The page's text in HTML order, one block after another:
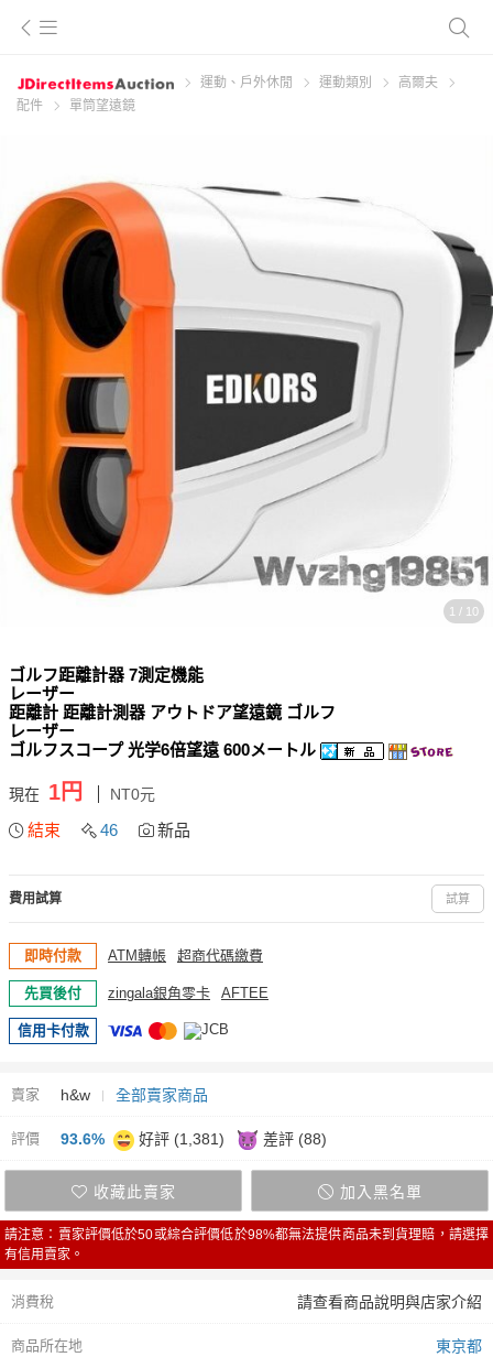
運動、戶外休閒 運動類別
高爾夫
配件
單筒望遠鏡
1 / 10
ゴルフ距離計器 7測定機能
レーザー
距離計 距離計測器 アウトドア望遠鏡 ゴルフ
レーザー
ゴルフスコープ 光学6倍望遠 600メートル
現在 1円 NT0元
結束 46 新品
費用試算 試算
即時付款 ATM轉帳 超商代碼繳費
先買後付 zingala銀角零卡 AFTEE
信用卡付款
賣家 h&w 全部賣家商品
評價 93.6% 好評 (1,381) 差評 (88)
收藏此賣家 加入黑名單
請注意：賣家評價低於50或綜合評價低於98%都無法提供商品未到貨理賠，請選擇
有信用賣家。
消費稅 請查看商品說明與店家介紹
商品所在地 東京都